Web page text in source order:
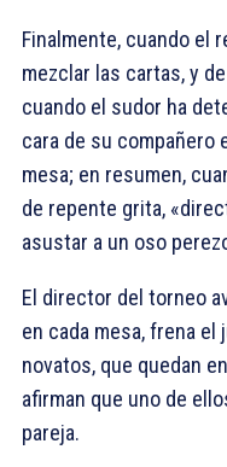
Finalmente, cuando el
mezclar las cartas, y
cuando el sudor ha
cara de su compañero
mesa; en resumen,
de repente grita,
asustar a un oso
El director del torneo
en cada mesa, frena el
novatos, que quedan
afirman que uno de
pareja.